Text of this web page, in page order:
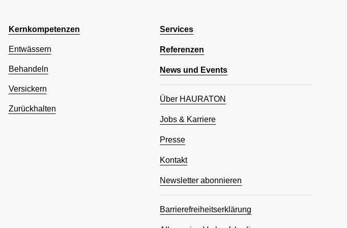
Kernkompetenzen
Entwässern
Behandeln
Versickern
Zurückhalten
Services
Referenzen
News und Events
Über HAURATON
Jobs & Karriere
Presse
Kontakt
Newsletter abonnieren
Barrierefreiheitserklärung